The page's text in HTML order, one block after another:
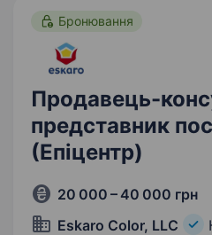
Бронювання
Продавець-
представник
(Епіцентр)
20 000 – 40 000 грн
Eskaro Color, LLC